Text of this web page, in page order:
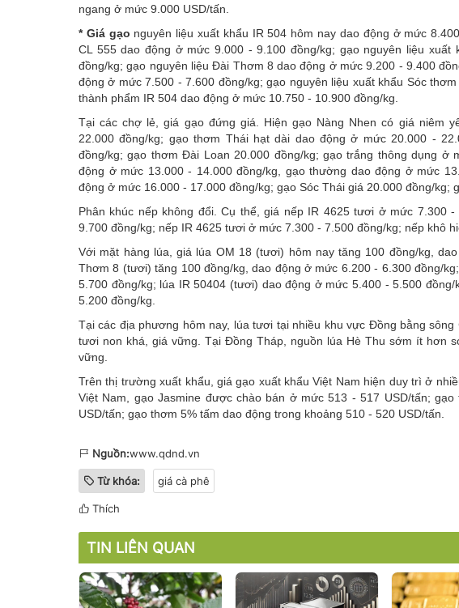
ngang ở mức 9.000 USD/tấn.
* Giá gạo nguyên liệu xuất khẩu IR 504 hôm nay dao động ở mức
CL 555 dao động ở mức 9.000 - 9.100 đồng/kg; gạo nguyên liệu
đồng/kg; gạo nguyên liệu Đài Thơm 8 dao động ở mức 9.200 - 9.400
động ở mức 7.500 - 7.600 đồng/kg; gạo nguyên liệu xuất khẩu Sóc
thành phẩm IR 504 dao động ở mức 10.750 - 10.900 đồng/kg.
Tại các chợ lẻ, giá gạo đứng giá. Hiện gạo Nàng Nhen có giá niêm
22.000 đồng/kg; gạo thơm Thái hạt dài dao động ở mức 20.000 -
đồng/kg; gạo thơm Đài Loan 20.000 đồng/kg; gạo trắng thông dụng ở
động ở mức 13.000 - 14.000 đồng/kg, gạo thường dao động ở mức
động ở mức 16.000 - 17.000 đồng/kg; gạo Sóc Thái giá 20.000 đồng/kg;
Phân khúc nếp không đổi. Cụ thể, giá nếp IR 4625 tươi ở mức 7.300
9.700 đồng/kg; nếp IR 4625 tươi ở mức 7.300 - 7.500 đồng/kg; nếp khô
Với mặt hàng lúa, giá lúa OM 18 (tươi) hôm nay tăng 100 đồng/kg,
Thơm 8 (tươi) tăng 100 đồng/kg, dao động ở mức 6.200 - 6.300 đồng/
5.700 đồng/kg; lúa IR 50404 (tươi) dao động ở mức 5.400 - 5.500
5.200 đồng/kg.
Tại các địa phương hôm nay, lúa tươi tại nhiều khu vực Đồng bằng
tươi non khá, giá vững. Tại Đồng Tháp, nguồn lúa Hè Thu sớm ít hơn
vững.
Trên thị trường xuất khẩu, giá gạo xuất khẩu Việt Nam hiện duy trì ở
Việt Nam, gạo Jasmine được chào bán ở mức 513 - 517 USD/tấn;
USD/tấn; gạo thơm 5% tấm dao động trong khoảng 510 - 520 USD/tấn.
Nguồn:www.qdnd.vn
Từ khóa: giá cà phê
Thích
TIN LIÊN QUAN